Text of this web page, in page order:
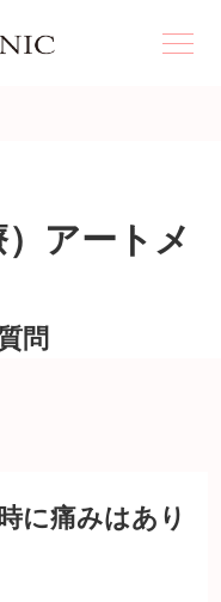
アートメ
問
に痛みはあり